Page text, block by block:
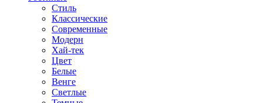
Стиль
Классические
Современные
Модерн
Хай-тек
Цвет
Белые
Венге
Светлые